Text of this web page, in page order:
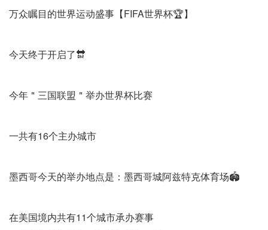
万众瞩目的世界运动盛事【FIFA世界杯🏆】
今天终于开启了🔛
今年＂三国联盟＂举办世界杯比赛
一共有16个主办城市
墨西哥今天的举办地点是：墨西哥城阿兹特克体育场🏟️
在美国境内共有11个城市承办赛事